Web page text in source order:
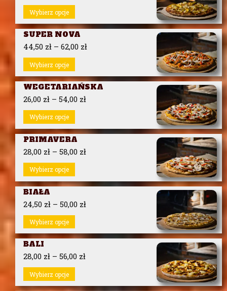
Wybierz opcje
SUPER NOVA
44,50 zł – 62,00 zł
Wybierz opcje
WEGETARIAŃSKA
26,00 zł – 54,00 zł
Wybierz opcje
PRIMAVERA
28,00 zł – 58,00 zł
Wybierz opcje
BIAŁA
24,50 zł – 50,00 zł
Wybierz opcje
BALI
28,00 zł – 56,00 zł
Wybierz opcje